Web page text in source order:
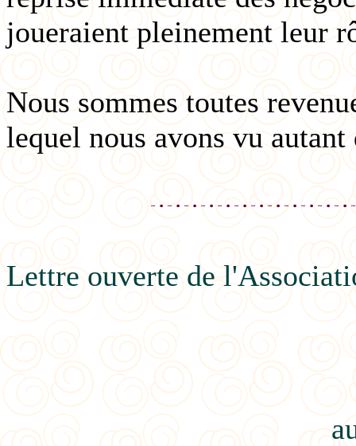
joueraient pleinement leur
Nous sommes toutes
lequel nous avons vu
Lettre ouverte de